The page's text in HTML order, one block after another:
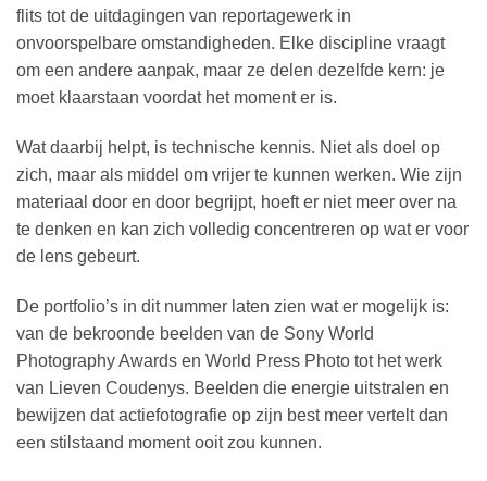
flits tot de uitdagingen van reportagewerk in
onvoorspelbare omstandigheden. Elke discipline vraagt
om een andere aanpak, maar ze delen dezelfde kern: je
moet klaarstaan voordat het moment er is.
Wat daarbij helpt, is technische kennis. Niet als doel op
zich, maar als middel om vrijer te kunnen werken. Wie zijn
materiaal door en door begrijpt, hoeft er niet meer over na
te denken en kan zich volledig concentreren op wat er voor
de lens gebeurt.
De portfolio’s in dit nummer laten zien wat er mogelijk is:
van de bekroonde beelden van de Sony World
Photography Awards en World Press Photo tot het werk
van Lieven Coudenys. Beelden die energie uitstralen en
bewijzen dat actiefotografie op zijn best meer vertelt dan
een stilstaand moment ooit zou kunnen.